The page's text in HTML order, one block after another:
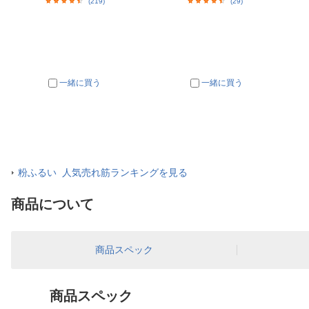
一緒に買う 一緒に買う
粉ふるい 人気売れ筋ランキングを見る
商品について
商品スペック
商品スペック